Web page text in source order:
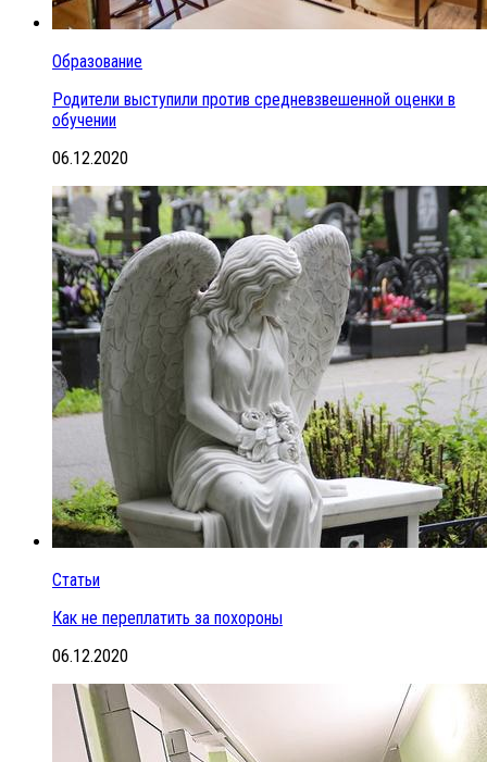
Образование
Родители выступили против средневзвешенной оценки в
обучении
06.12.2020
Статьи
Как не переплатить за похороны
06.12.2020